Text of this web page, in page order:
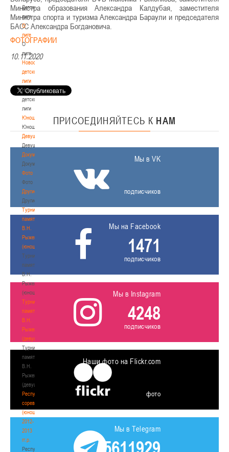
Детская
лига
О
лиге
О
лиге
Новости
детской
лиги
Новости
детской
лиги
Юноши
Юноши
Девушки
Девушки
Документы
Документы
Фото
Фото
Другие
Другие
Турнир
памяти
В.Н.
Рыженкова
(юноши)
Турнир
памяти
В.Н.
Рыженкова
(юноши)
Турнир
памяти
В.Н.
Рыженкова
(девушки)
Турнир
памяти
В.Н.
Рыженкова
(девушки)
Республиканские
соревнования
(юноши)
2012-
2013
гг.р.
Республиканские
Министра образования Александра Калдубая, заместителя
Министра спорта и туризма Александра Бараули и председателя
БАСС Александра Богдановича.
ФОТОГРАФИИ
10.11.2020
ПРИСОЕДИНЯЙТЕСЬ К НАМ
Мы в VK
подписчиков
Мы на Facebook
1471
подписчиков
Мы в Instagram
4248
подписчиков
Наши фото на Flickr.com
фото
Мы в Telegram